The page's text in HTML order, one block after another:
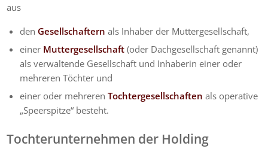
aus
den Gesellschaftern als Inhaber der Muttergesellschaft,
einer Muttergesellschaft (oder Dachgesellschaft genannt)
als verwaltende Gesellschaft und Inhaberin einer oder
mehreren Töchter und
einer oder mehrerenTochtergesellschaften als operative
„Speerspitze“ besteht.
Tochterunternehmen der Holding